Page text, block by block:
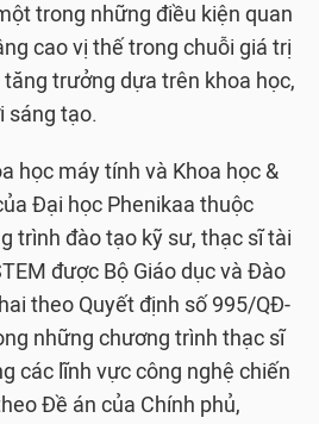
trong những điều kiện quan
cao vị thế trong chuỗi giá trị
trưởng dựa trên khoa học,
sáng tạo.
học máy tính và Khoa học &
Đại học Phenikaa thuộc
trình đào tạo kỹ sư, thạc sĩ tài
được Bộ Giáo dục và Đào
theo Quyết định số 995/QĐ-
những chương trình thạc sĩ
các lĩnh vực công nghệ chiến
Đề án của Chính phủ,